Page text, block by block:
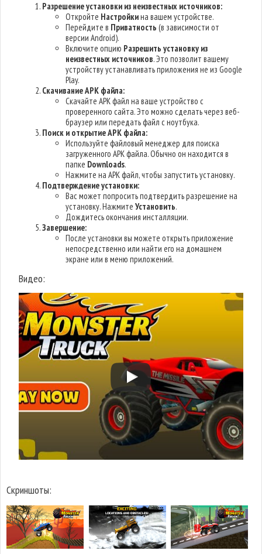
Разрешение установки из неизвестных источников:
Откройте Настройкина вашем устройстве.
Перейдите в Приватность (в зависимости от
версии Android).
Включите опцию Разрешить установку из
неизвестных источников. Это позволит вашему
устройству устанавливать приложения не из Google
Play.
Скачивание APK файла:
Скачайте APK файл на ваше устройство с
проверенного сайта. Это можно сделать через веб-
браузер или передать файл с ноутбука.
Поиск и открытие APK файла:
Используйте файловый менеджер для поиска
загруженного APK файла. Обычно он находится в
папке Downloads.
Нажмите на APK файл, чтобы запустить установку.
Подтверждение установки:
Вас может попросить подтвердить разрешение на
установку. НажмитеУстановить.
Дождитесь окончания инсталляции.
Завершение:
После установки вы можете открыть приложение
непосредственно или найти его на домашнем
экране или в меню приложений.
Видео:
Скриншоты: